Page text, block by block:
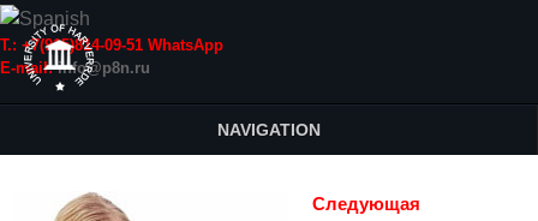
Т.: +7(915)814-09-51 WhatsApp
E-mail:info@p8n.ru
NAVIGATION
Следующая